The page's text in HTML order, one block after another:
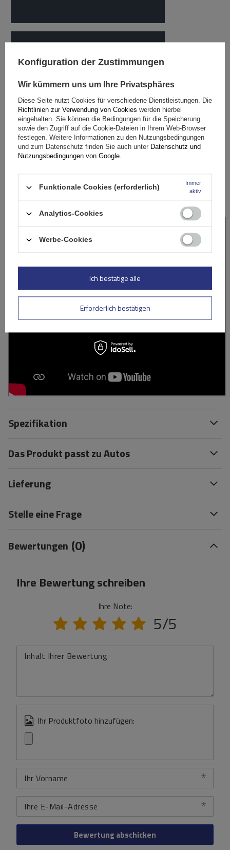
Spezifikation
Das Produkt passt zu Autos
Lieferung
Stelle eine Frage
Bewertungen (0)
Ihre Bewertung schreiben
Ihre Note:
5/5
Inhalt Ihrer Bewertung
Ihr Produktfoto hinzufügen:
Ihr Vorname
Ihre E-Mail-Adresse
Bewertung abschicken
Konfiguration der Zustimmungen
Wir kümmern uns um Ihre Privatsphäres
Diese Seite nutzt Cookies für verschiedene Dienstleistungen. Die
Richtlinien zur Verwendung von Cookies werden hierbei
eingehalten. Sie können die Bedingungen für die Speicherung
sowie den Zugriff auf die Cookie-Dateien in Ihrem Web-Browser
festlegen. Weitere Informationen zu den Nutzungsbedingungen
und zum Datenschutz finden Sie auch unter Datenschutz und
Nutzungsbedingungen von Google.
Funktionale Cookies (erforderlich)
Immer
aktiv
Analytics-Cookies
Werbe-Cookies
Erforderlich bestätigen
Ich bestätige alle